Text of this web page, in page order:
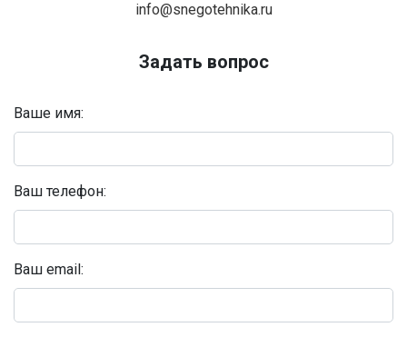
info@snegotehnika.ru
Задать вопрос
Ваше имя:
Ваш телефон:
Ваш email: